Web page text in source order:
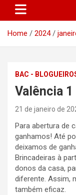
Home 2024
BAC -
Valência
21 de janeiro de
Para abertura de
ganhamos! Até
deixamos de
Brincadeiras à
donos da casa,
diferente. Assim,
também eficaz.